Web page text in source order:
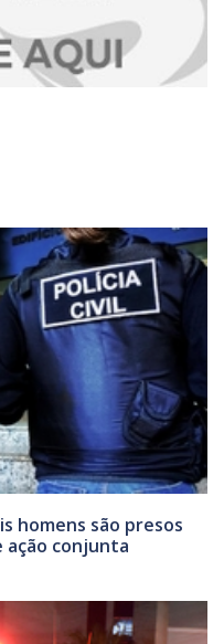
homens são presos
conjunta